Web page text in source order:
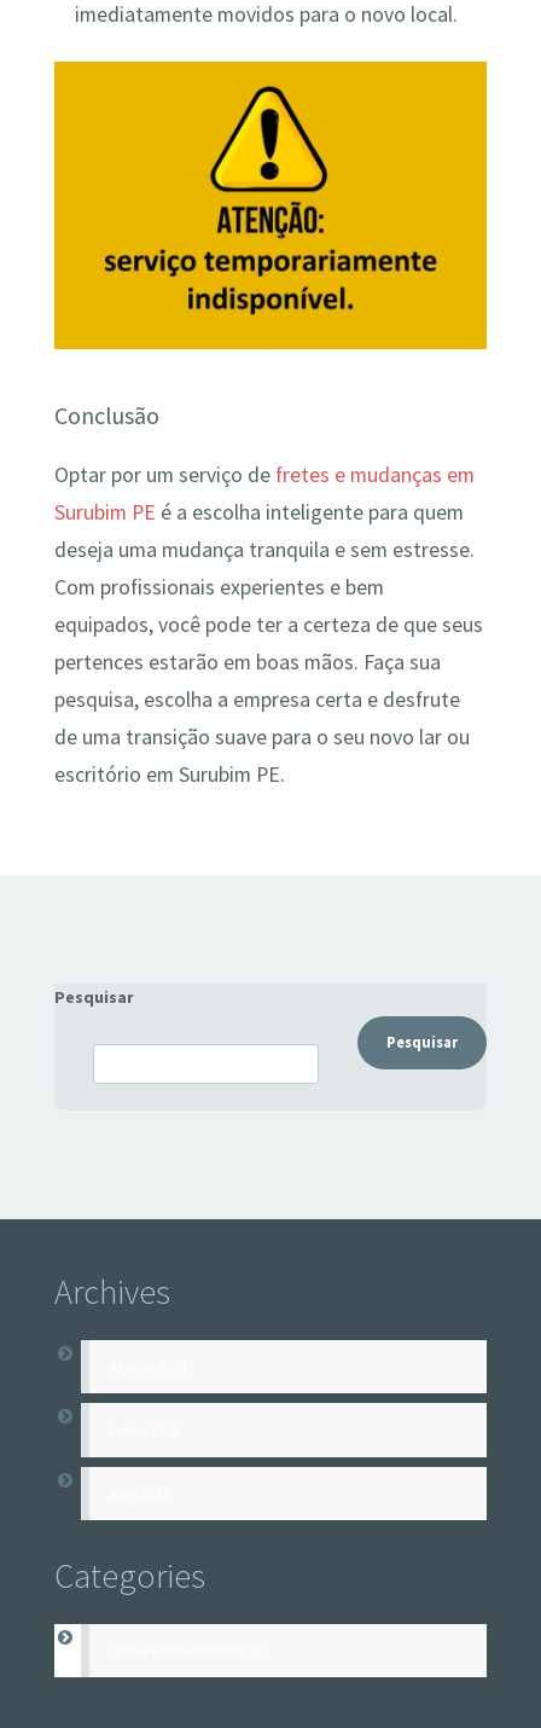
imediatamente movidos para o novo local.
Conclusão
Optar por um serviço de fretes e mudanças em
Surubim PE é a escolha inteligente para quem
deseja uma mudança tranquila e sem estresse.
Com profissionais experientes e bem
equipados, você pode ter a certeza de que seus
pertences estarão em boas mãos. Faça sua
pesquisa, escolha a empresa certa e desfrute
de uma transição suave para o seu novo lar ou
escritório em Surubim PE.
Pesquisar
Pesquisar
Archives
Categories